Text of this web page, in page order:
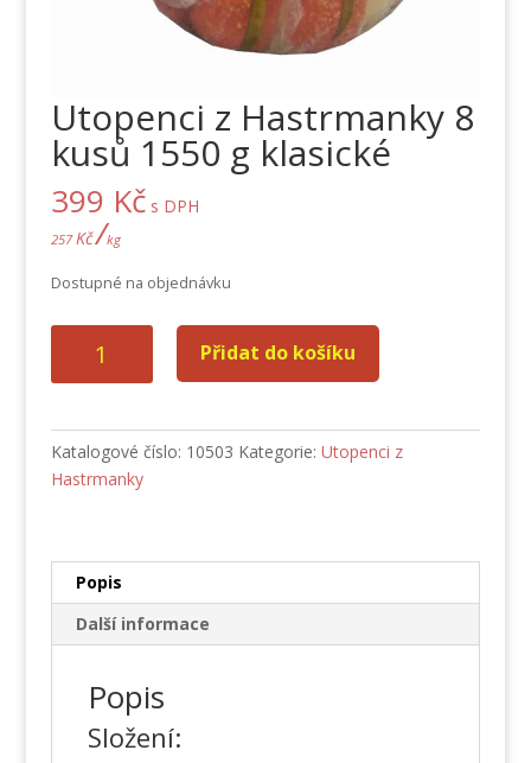
Utopenci z Hastrmanky 8
kusů 1550 g klasické
399 Kč s DPH
257Kč/kg
Dostupné na objednávku
kusů
1550
množství
Přidat do košíku
Katalogové číslo: 10503 Kategorie: Utopenci z
Hastrmanky
Popis
Další informace
Popis
Složení: